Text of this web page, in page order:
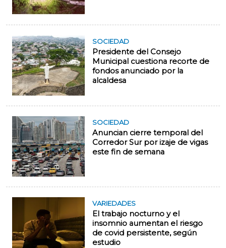
SOCIEDAD
Presidente del Consejo
Municipal cuestiona recorte de
fondos anunciado por la
alcaldesa
SOCIEDAD
Anuncian cierre temporal del
Corredor Sur por izaje de vigas
este fin de semana
VARIEDADES
El trabajo nocturno y el
insomnio aumentan el riesgo
de covid persistente, según
estudio